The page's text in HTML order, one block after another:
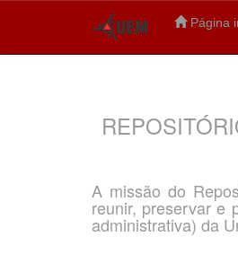
Página
A missão do
reunir, preservar e
administrativa) da